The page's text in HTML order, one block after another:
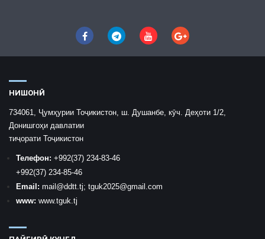
НИШОНӢ
734061, Ҷумҳурии Тоҷикистон, ш. Душанбе, кӯч. Деҳоти 1/2,
Донишгоҳи давлатии
тиҷорати Тоҷикистон
Телефон: +992(37) 234-83-46
+992(37) 234-85-46
Email: mail @ddtt.tj; tguk2025@gmail.com
www: www.tguk.tj